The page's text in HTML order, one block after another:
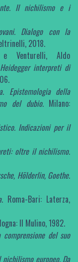
Il nichilismo e i
Dialogo con la
2018.
e Venturelli, Aldo
interpreti di
Epistemologia della
del dubio. Milano:
Indicazioni per il
oltre il nichilismo.
Hölderlin, Goethe.
. Roma-Bari: Laterza,
Il Mulino, 1982.
del suo
europeo. Da